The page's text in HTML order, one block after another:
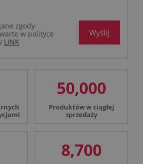
zgody
w polityce
LINK
Wyślij
50,000
Produktów w ciągłej
sprzedaży
8,700